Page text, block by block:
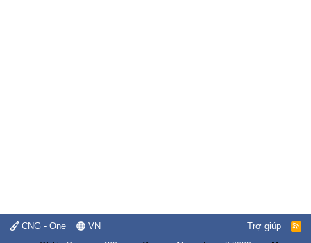
CNG - One VN Trợ giúp
R